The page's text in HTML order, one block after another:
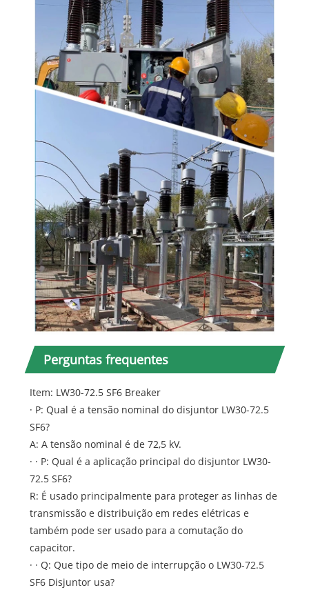
Perguntas frequentes
Item: LW30-72.5 SF6 Breaker
· P: Qual é a tensão nominal do disjuntor LW30-72.5
SF6?
A: A tensão nominal é de 72,5 kV.
· · P: Qual é a aplicação principal do disjuntor LW30-
72.5 SF6?
R: É usado principalmente para proteger as linhas de
transmissão e distribuição em redes elétricas e
também pode ser usado para a comutação do
capacitor.
· · Q: Que tipo de meio de interrupção o LW30-72.5
SF6 Disjuntor usa?